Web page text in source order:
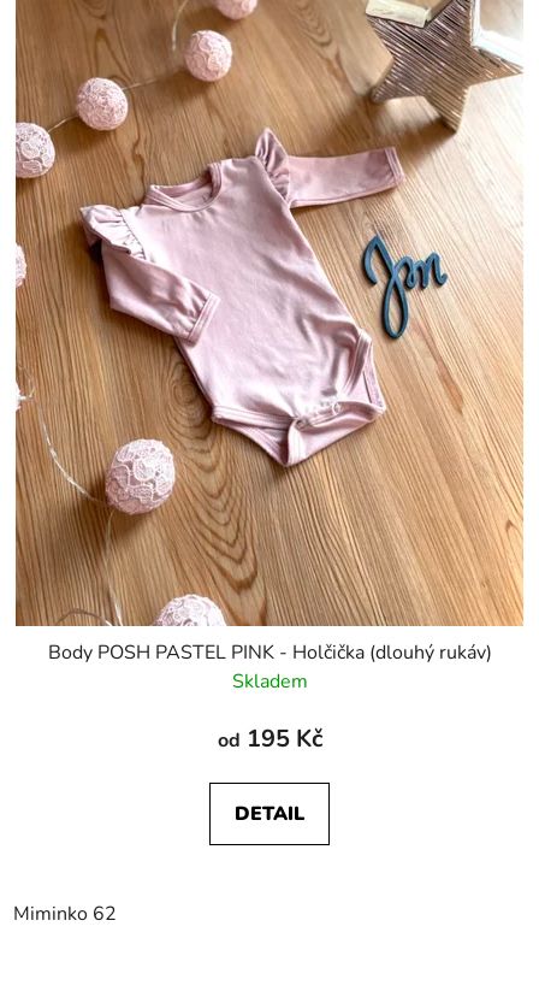
Body POSH PASTEL PINK - Holčička (dlouhý rukáv)
Skladem
od 195 Kč
DETAIL
Miminko 62